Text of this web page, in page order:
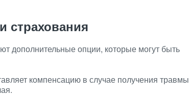
страхования
дополнительные опции, которые могут быть
компенсацию в случае получения травмы